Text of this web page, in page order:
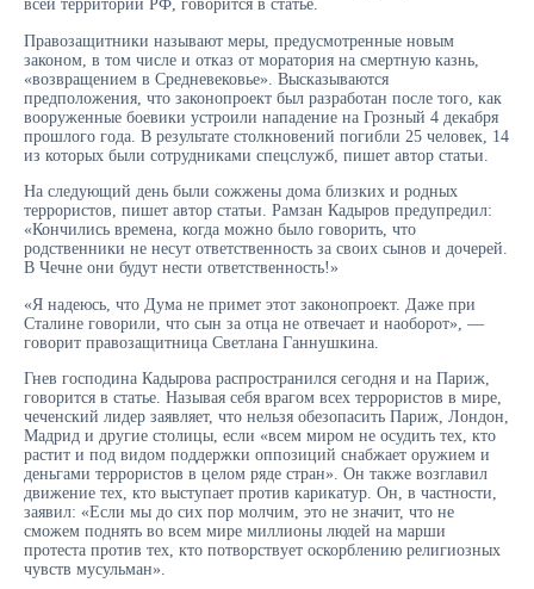
всей территории РФ, говорится в статье.
Правозащитники называют меры, предусмотренные новым
законом, в том числе и отказ от моратория на смертную казнь,
«возвращением в Средневековье». Высказываются
предположения, что законопроект был разработан после того, как
вооруженные боевики устроили нападение на Грозный 4 декабря
прошлого года. В результате столкновений погибли 25 человек, 14
из которых были сотрудниками спецслужб, пишет автор статьи.
На следующий день были сожжены дома близких и родных
террористов, пишет автор статьи. Рамзан Кадыров предупредил:
«Кончились времена, когда можно было говорить, что
родственники не несут ответственность за своих сынов и дочерей.
В Чечне они будут нести ответственность!»
«Я надеюсь, что Дума не примет этот законопроект. Даже при
Сталине говорили, что сын за отца не отвечает и наоборот», —
говорит правозащитница Светлана Ганнушкина.
Гнев господина Кадырова распространился сегодня и на Париж,
говорится в статье. Называя себя врагом всех террористов в мире,
чеченский лидер заявляет, что нельзя обезопасить Париж, Лондон,
Мадрид и другие столицы, если «всем миром не осудить тех, кто
растит и под видом поддержки оппозиций снабжает оружием и
деньгами террористов в целом ряде стран». Он также возглавил
движение тех, кто выступает против карикатур. Он, в частности,
заявил: «Если мы до сих пор молчим, это не значит, что не
сможем поднять во всем мире миллионы людей на марши
протеста против тех, кто потворствует оскорблению религиозных
чувств мусульман».